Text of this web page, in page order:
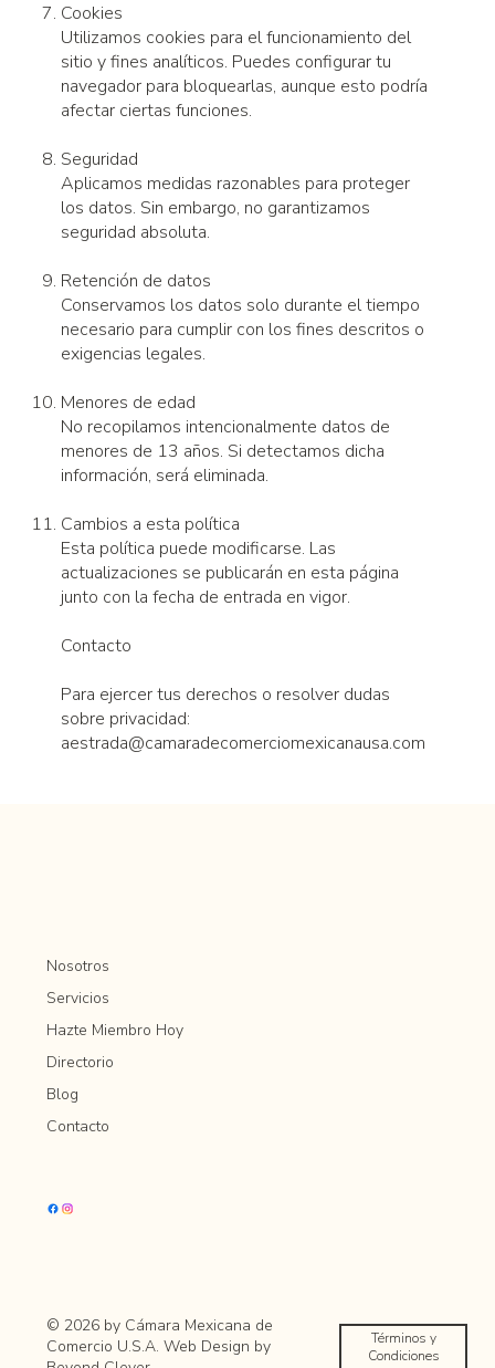
Cookies
Utilizamos cookies para el funcionamiento del
sitio y fines analíticos. Puedes configurar tu
navegador para bloquearlas, aunque esto podría
afectar ciertas funciones.
Seguridad
Aplicamos medidas razonables para proteger
los datos. Sin embargo, no garantizamos
seguridad absoluta.
Retención de datos
Conservamos los datos solo durante el tiempo
necesario para cumplir con los fines descritos o
exigencias legales.
Menores de edad
No recopilamos intencionalmente datos de
menores de 13 años. Si detectamos dicha
información, será eliminada.
Cambios a esta política
Esta política puede modificarse. Las
actualizaciones se publicarán en esta página
junto con la fecha de entrada en vigor.
Contacto
Para ejercer tus derechos o resolver dudas
sobre privacidad:
aestrada@camaradecomerciomexicanausa.com
Nosotros
Servicios
Hazte Miembro Hoy
Directorio
Blog
Contacto
© 2026 by Cámara Mexicana de
Comercio U.S.A. Web Design by
Términos y
Condiciones